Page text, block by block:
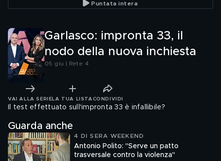
Puntata intera
Garlasco: impronta 33, il
nodo della nuova inchiesta
05 giu | Rete 4
VAI ALLA SERIE LA TUA LISTA CONDIVIDI
Il test effettuato sull'impronta 33 è infallibile?
Guarda anche
4 DI SERA WEEKEND
Antonio Polito: "Serve un patto
trasversale contro la violenza"